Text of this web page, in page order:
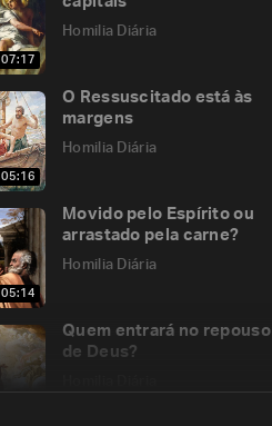
07:17
Homilia Diária
05:16
O Ressuscitado está às
margens
Homilia Diária
05:14
Movido pelo Espírito ou
arrastado pela carne?
Homilia Diária
Quem entrará no repouso
de Deus?